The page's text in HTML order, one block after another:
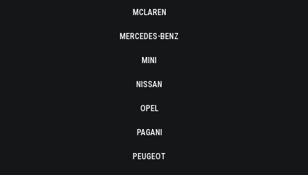
MCLAREN
MERCEDES-BENZ
MINI
NISSAN
OPEL
PAGANI
PEUGEOT